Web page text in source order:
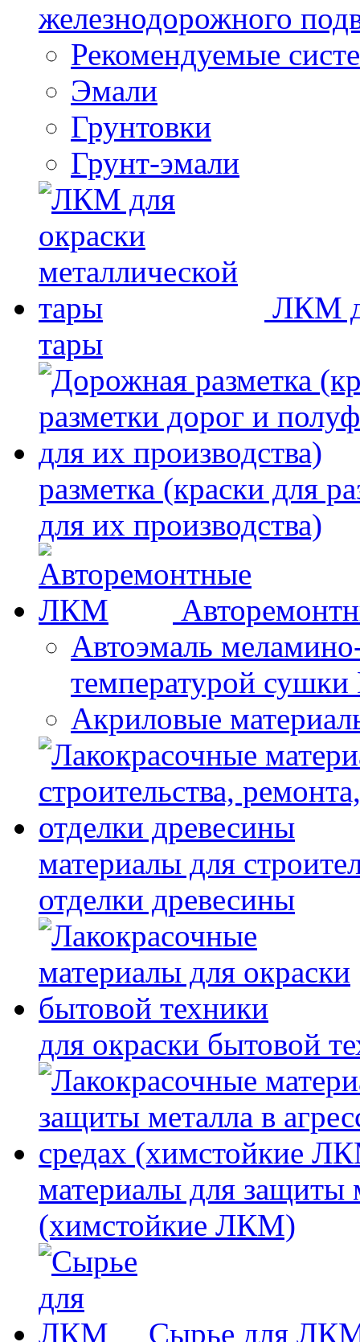
железнодорожного
Рекомендуемые
Эмали
Грунтовки
Грунт-эмали
ЛКМ
тары
разметка (краски для
для их производства)
Автоэмаль
температурой
Акриловые
материалы для
отделки древесины
для окраски бытовой
материалы для защиты
(химстойкие ЛКМ)
Сырье для